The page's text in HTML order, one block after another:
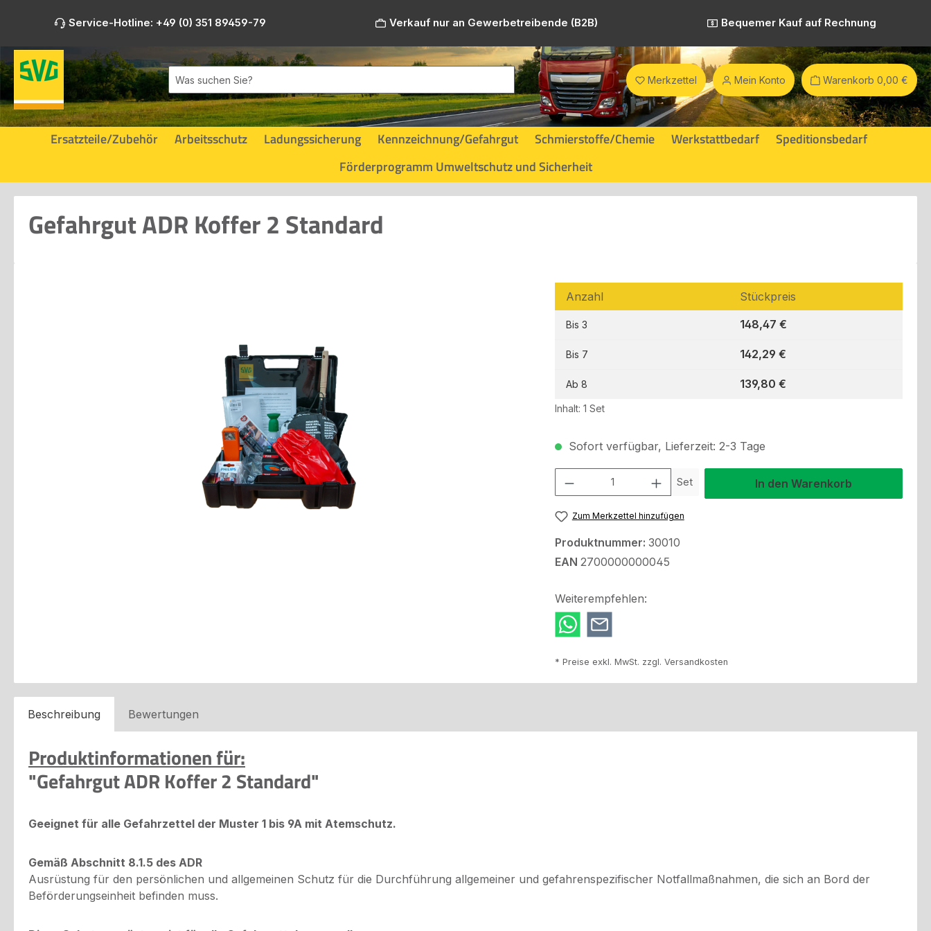
Hauptinhalt springen
Zur Suche springen
Zur Hauptnavigation springen
Service-Hotline: +49 (0) 351 89459-79 Verkauf nur an Gewerbetreibende (B2B) Bequemer Kauf auf Rechnung
Merkzettel Mein Konto Warenkorb 0,00 €
Ersatzteile/Zubehör Arbeitsschutz Ladungssicherung Kennzeichnung/Gefahrgut Schmierstoffe/Chemie Werkstattbedarf
Speditionsbedarf
Förderprogramm Umweltschutz und Sicherheit
Gefahrgut ADR Koffer 2 Standard
Anzahl
Stückpreis
Bis 3 148,47 €
Bis 7 142,29 €
Ab 8 139,80 €
Inhalt: 1 Set
Sofort verfügbar, Lieferzeit: 2-3 Tage
Set In den Warenkorb
Zum Merkzettel hinzufügen
Produktnummer: 30010
EAN 2700000000045
Weiterempfehlen:
* Preise exkl. MwSt. zzgl. Versandkosten
Beschreibung Bewertungen
Produktinformationen für:
"Gefahrgut ADR Koffer 2 Standard"
Geeignet für alle Gefahrzettel der Muster 1 bis 9A mit Atemschutz.
Gemäß Abschnitt 8.1.5 des ADR
Ausrüstung für den persönlichen und allgemeinen Schutz für die Durchführung allgemeiner und gefahrenspezifischer Notfallmaßnahmen, die sich an Bord der
Beförderungseinheit befinden muss.